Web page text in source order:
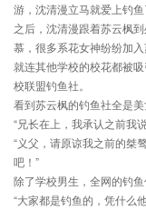
游，沈清漫立马就爱上钓鱼
之后，沈清漫跟着苏云枫
慕，很多系花女神纷纷加入
就连其他学校的校花都被
校联盟钓鱼社。
看到苏云枫的钓鱼社全是美
“兄长在上，我承认之前我
“义父，请原谅我之前的桀
吧！”
除了学校男生，全网的钓鱼
“大家都是钓鱼的，凭什么